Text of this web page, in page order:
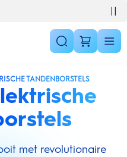
TANDENBORSTELS
met revolutionaire